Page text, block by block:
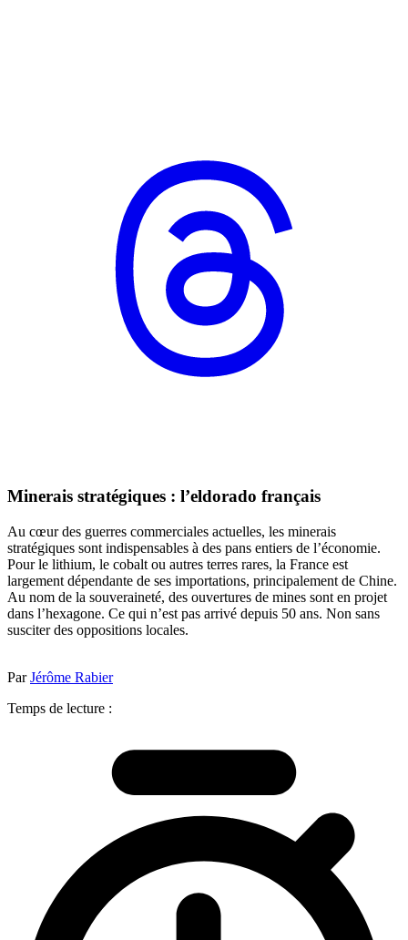
Minerais stratégiques : l’eldorado français
Au cœur des guerres commerciales actuelles, les minerais
stratégiques sont indispensables à des pans entiers de l’économie.
Pour le lithium, le cobalt ou autres terres rares, la France est
largement dépendante de ses importations, principalement de Chine.
Au nom de la souveraineté, des ouvertures de mines sont en projet
dans l’hexagone. Ce qui n’est pas arrivé depuis 50 ans. Non sans
susciter des oppositions locales.
ParJérôme Rabier
Temps de lecture :